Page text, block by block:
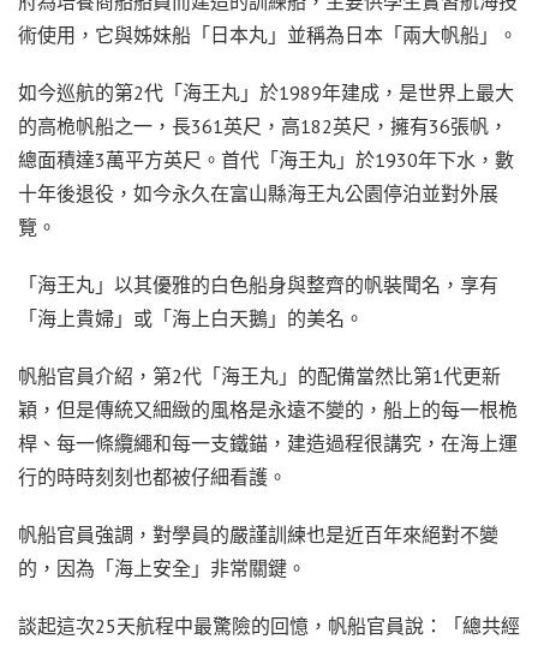
術使用，它與姊妹船「日本丸」並稱為日本「兩大帆船」。
如今巡航的第2代「海王丸」於1989年建成，是世界上最大
的高桅帆船之一，長361英尺，高182英尺，擁有36張帆，
總面積達3萬平方英尺。首代「海王丸」於1930年下水，數
十年後退役，如今永久在富山縣海王丸公園停泊並對外展
覽。
「海王丸」以其優雅的白色船身與整齊的帆裝聞名，享有
「海上貴婦」或「海上白天鵝」的美名。
帆船官員介紹，第2代「海王丸」的配備當然比第1代更新
穎，但是傳統又細緻的風格是永遠不變的，船上的每一根桅
桿、每一條纜繩和每一支鐵錨，建造過程很講究，在海上運
行的時時刻刻也都被仔細看護。
帆船官員強調，對學員的嚴謹訓練也是近百年來絕對不變
的，因為「海上安全」非常關鍵。
談起這次25天航程中最驚險的回憶，帆船官員說：「總共經